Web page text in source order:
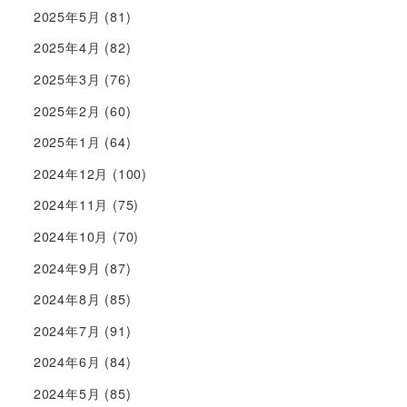
2025年5月 (81)
2025年4月 (82)
2025年3月 (76)
2025年2月 (60)
2025年1月 (64)
2024年12月 (100)
2024年11月 (75)
2024年10月 (70)
2024年9月 (87)
2024年8月 (85)
2024年7月 (91)
2024年6月 (84)
2024年5月 (85)